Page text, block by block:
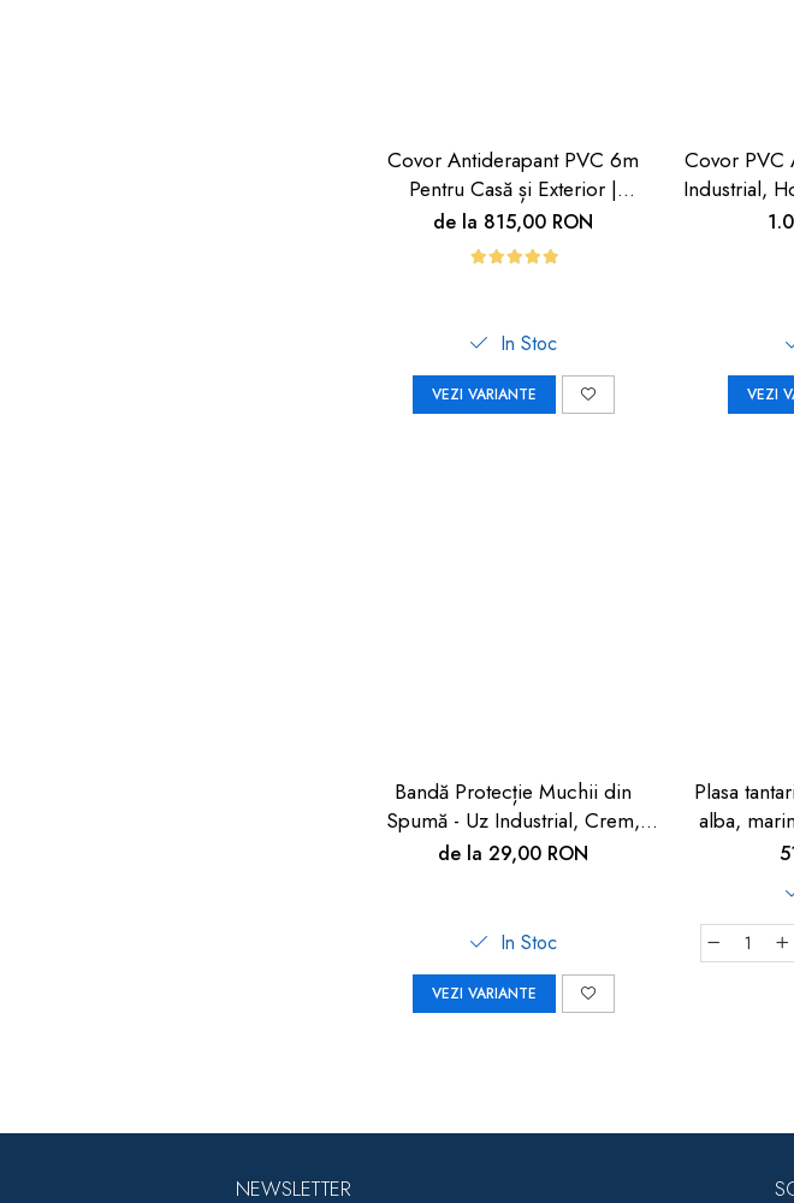
Covor Antiderapant PVC 6m
Pentru Casă și Exterior |
Carboysafety
de la 815,00 RON
In Stoc
VEZI VARIANTE
Covor PVC
Industrial,
VEZI
Bandă Protecție Muchii din
Spumă - Uz Industrial, Crem,
90cm | Car Boy Safety
de la 29,00 RON
In Stoc
VEZI VARIANTE
Plasa
alba,
NEWSLETTER